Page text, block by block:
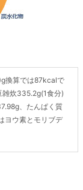
換算では87kcalで
炊335.2g(1食分)
、たんぱく質
ヨウ素とモリブデ